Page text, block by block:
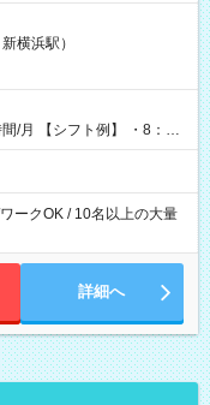
横浜駅）
8：00
ークOK / 10名以上の大量
詳細へ